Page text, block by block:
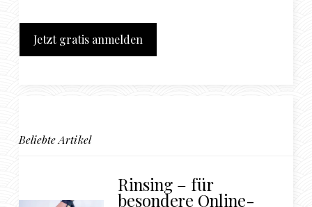
Jetzt gratis anmelden
Beliebte Artikel
Rinsing – für
besondere Online-